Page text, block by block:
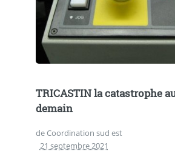
TRICASTIN la catastrophe
demain
de Coordination sud est
21 septembre 2021